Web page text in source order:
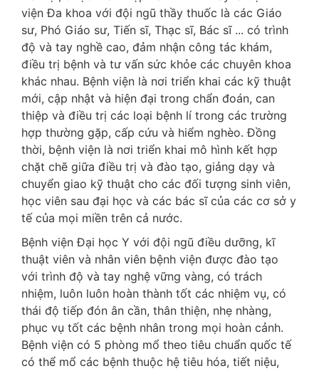
viện Đa khoa với đội ngũ thầy thuốc là các Giáo
sư, Phó Giáo sư, Tiến sĩ, Thạc sĩ, Bác sĩ ... có trình
độ và tay nghề cao, đảm nhận công tác khám,
điều trị bệnh và tư vấn sức khỏe các chuyên khoa
khác nhau. Bệnh viện là nơi triển khai các kỹ thuật
mới, cập nhật và hiện đại trong chẩn đoán, can
thiệp và điều trị các loại bệnh lí trong các trường
hợp thường gặp, cấp cứu và hiểm nghèo. Đồng
thời, bệnh viện là nơi triển khai mô hình kết hợp
chặt chẽ giữa điều trị và đào tạo, giảng dạy và
chuyển giao kỹ thuật cho các đối tượng sinh viên,
học viên sau đại học và các bác sĩ của các cơ sở y
tế của mọi miền trên cả nước.
Bệnh viện Đại học Y với đội ngũ điều dưỡng, kĩ
thuật viên và nhân viên bệnh viện được đào tạo
với trình độ và tay nghệ vững vàng, có trách
nhiệm, luôn luôn hoàn thành tốt các nhiệm vụ, có
thái độ tiếp đón ân cần, thân thiện, nhẹ nhàng,
phục vụ tốt các bệnh nhân trong mọi hoàn cảnh.
Bệnh viện có 5 phòng mổ theo tiêu chuẩn quốc tế
có thể mổ các bệnh thuộc hệ tiêu hóa, tiết niệu,